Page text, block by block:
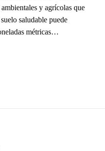
y agrícolas que
saludable puede
métricas…